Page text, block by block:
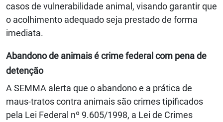
casos de vulnerabilidade animal, visando garantir que
o acolhimento adequado seja prestado de forma
imediata.
Abandono de animais é crime federal com pena de
detenção
A SEMMA alerta que o abandono e a prática de
maus-tratos contra animais são crimes tipificados
pela Lei Federal nº 9.605/1998, a Lei de Crimes